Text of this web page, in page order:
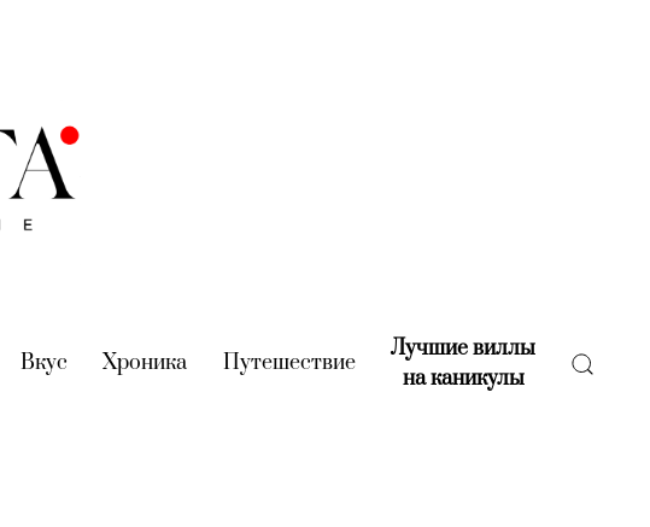
Вкус (current)
Хроника (current)
Путешествие(current)
Лучшие виллы
на каникулы(current)